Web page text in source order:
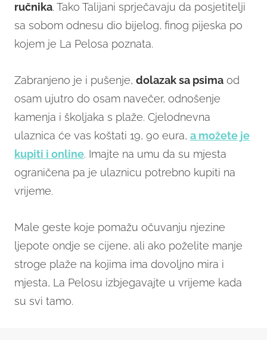
ručnika. Tako Talijani sprječavaju da posjetitelji
sa sobom odnesu dio bijelog, finog pijeska po
kojem je La Pelosa poznata.
Zabranjeno je i pušenje, dolazak sa psima od
osam ujutro do osam navečer, odnošenje
kamenja i školjaka s plaže. Cjelodnevna
ulaznica će vas koštati 19, 90 eura, a možete je
kupiti i online. Imajte na umu da su mjesta
ograničena pa je ulaznicu potrebno kupiti na
vrijeme.
Male geste koje pomažu očuvanju njezine
ljepote ondje se cijene, ali ako poželite manje
stroge plaže na kojima ima dovoljno mira i
mjesta, La Pelosu izbjegavajte u vrijeme kada
su svi tamo.